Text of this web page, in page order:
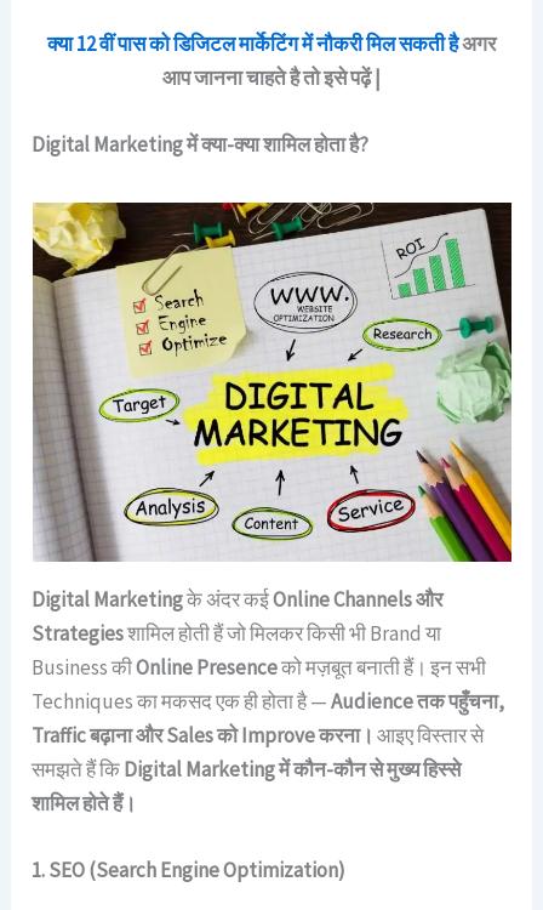
क्या 12 वीं पास को डिजिटल मार्केटिंग में नौकरी मिल सकती हैअगर
आप जानना चाहते है तो इसे पढ़ें |
Digital Marketing में क्या-क्या शामिल होता है?
Digital Marketingके अंदर कईOnline Channels और
Strategiesशामिल होती हैं जो मिलकर किसी भी Brand या
Business कीOnline Presenceको मज़बूत बनाती हैं। इन सभी
Techniques का मकसद एक ही होता है —Audience तक पहुँचना,
Traffic बढ़ाना और Sales को Improve करना। आइए विस्तार से
समझते हैं किDigital Marketing में कौन-कौन से मुख्य हिस्से
शामिल होते हैं।
1. SEO (Search Engine Optimization)